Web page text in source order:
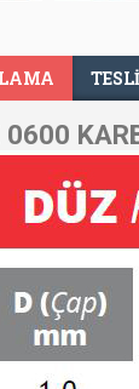
0600